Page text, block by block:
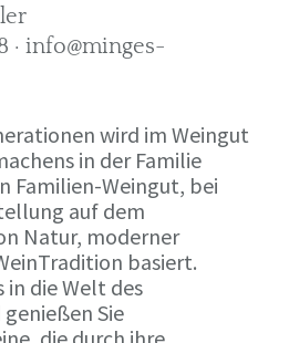
· info@minges-
wird im Weingut
in der Familie
Familien-Weingut, bei
auf dem
Natur, moderner
basiert.
in die Welt des
Sie